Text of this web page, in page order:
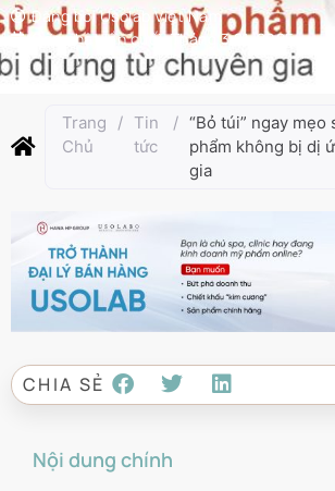
Đăng bởiUsolab Việt Nam
Cập nhật lần cuối:Tháng 3 21, 2025
Trang
Chủ
/ Tin
tức
/ “Bỏ túi” ngay mẹo
phẩm không bị dị
gia
CHIA SẺ
Nội dung chính